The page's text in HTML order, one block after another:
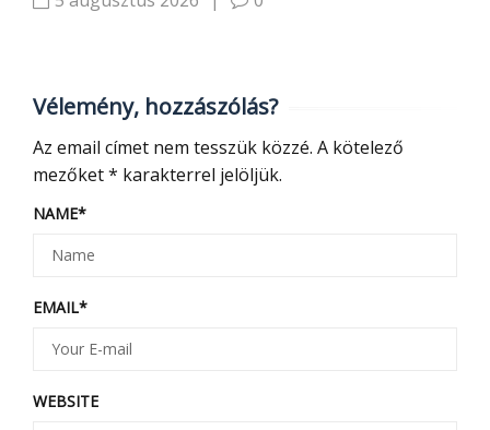
Vélemény, hozzászólás?
Az email címet nem tesszük közzé. A kötelező
mezőket* karakterrel jelöljük.
NAME*
EMAIL*
WEBSITE